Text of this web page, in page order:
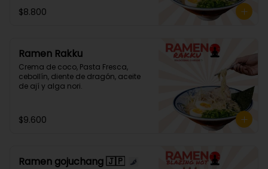
$8.800
Ramen Rakku
Crema de coco, Pasta Fresca,
cebollín, diente de dragón, aceite
de ají y alga nori.
$9.600
Ramen gojuchang 🇯🇵